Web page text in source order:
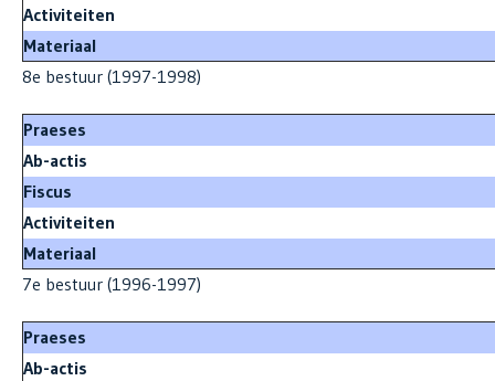
Activiteiten
Materiaal
8e bestuur (1997-1998)
Praeses
Ab-actis
Fiscus
Activiteiten
Materiaal
7e bestuur (1996-1997)
Praeses
Ab-actis